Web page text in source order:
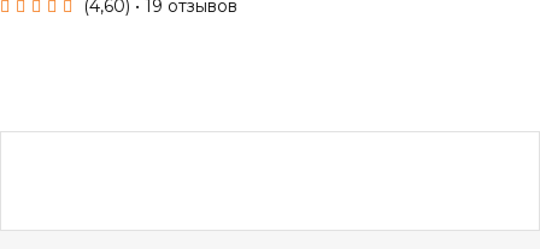
(4,60) • 19 отзывов